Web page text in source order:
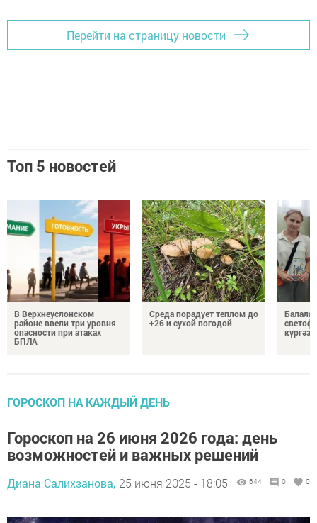
Перейти на страницу новости
Топ 5 новостей
В Верхнеуслонском
районе ввели три уровня
опасности при атаках
БПЛА
Среда порадует теплом до
+26 и сухой погодой
ГОРОСКОП НА КАЖДЫЙ ДЕНЬ
Гороскоп на 26 июня 2026 года: день
возможностей и важных решений
Диана Салихзанова, 25 июня 2025 - 18:05 644 0 0